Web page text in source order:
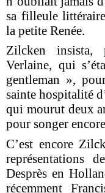
sa filleule
la petite Renée.
Zilcken insista,
Verlaine, qui
gentleman »,
sainte hospitalité
qui mourut deux
pour songer
C’est encore
représentations
Desprès en
récemment